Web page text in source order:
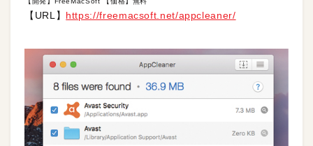
【URL】 https://freemacsoft.net/appcleaner/